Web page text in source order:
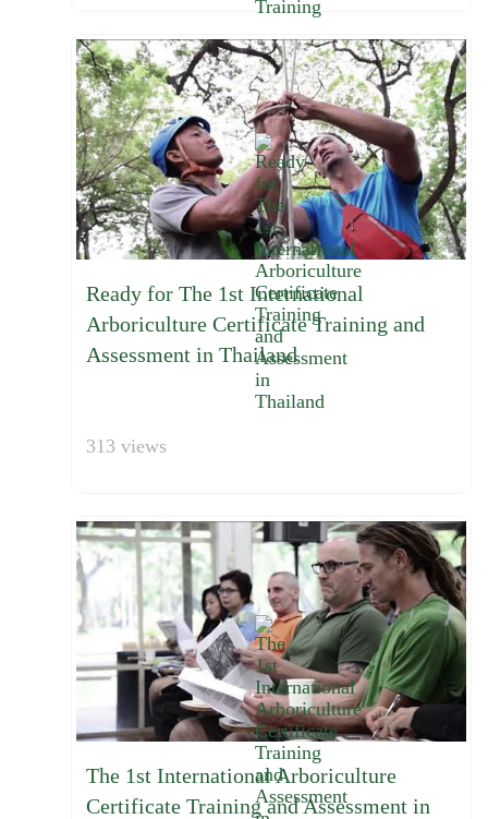
Ready for The 1st International
Arboriculture Certificate Training and
Assessment in Thailand
313 views
The 1st International Arboriculture
Certificate Training and Assessment in